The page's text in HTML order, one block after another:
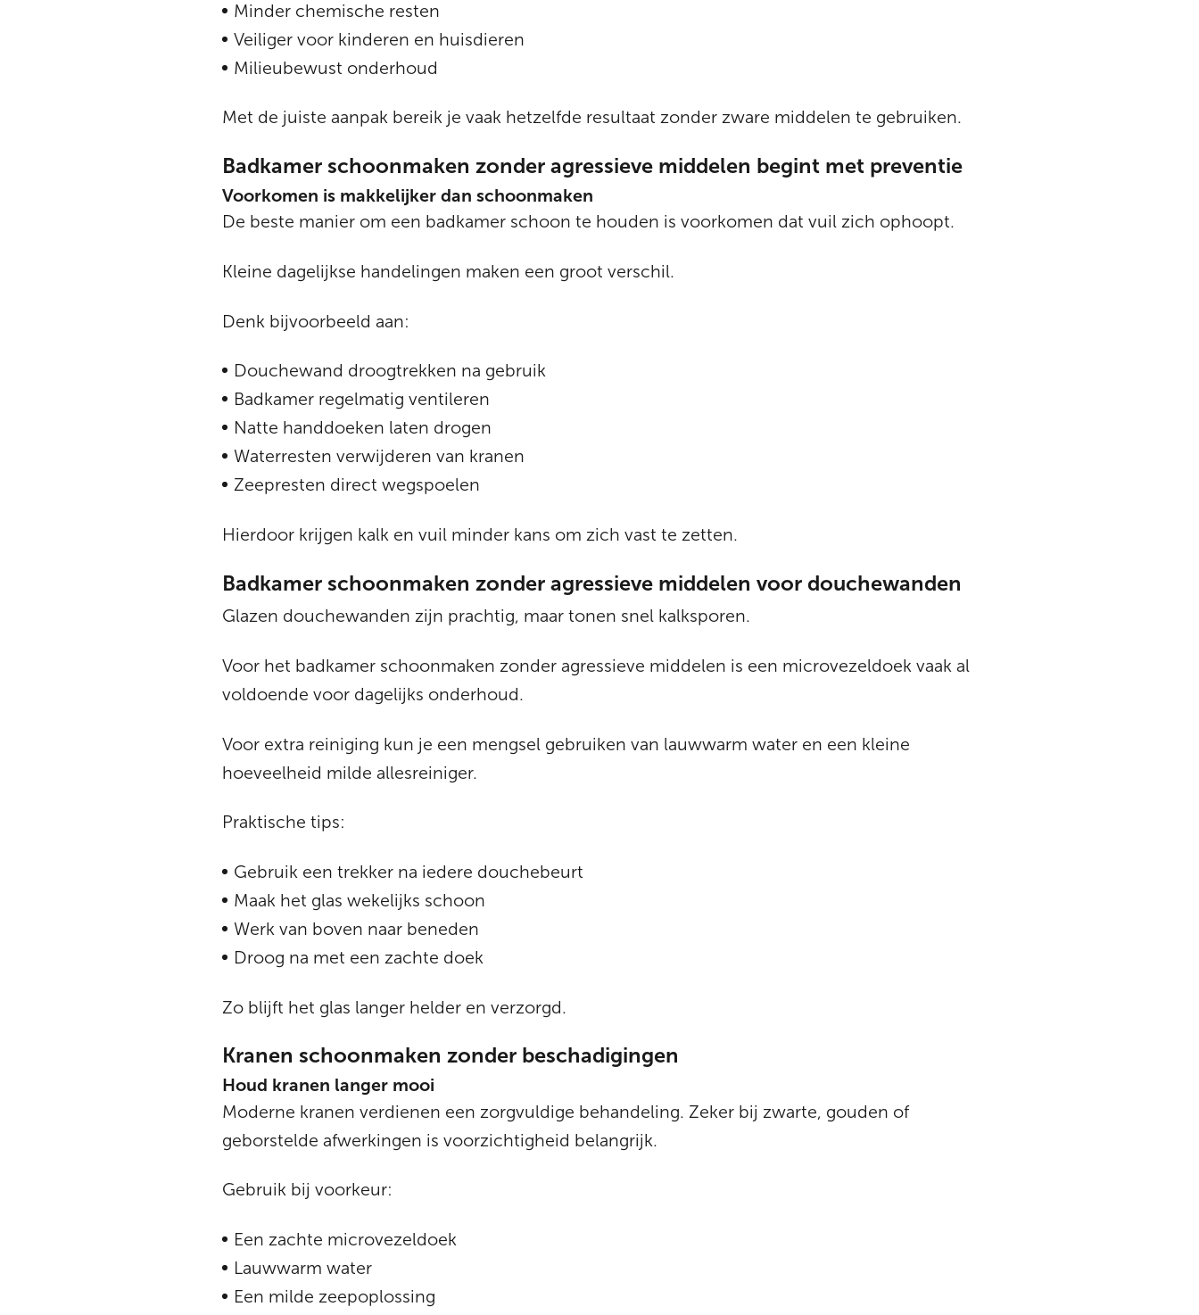
Minder chemische resten
Veiliger voor kinderen en huisdieren
Milieubewust onderhoud
Met de juiste aanpak bereik je vaak hetzelfde resultaat zonder zware middelen te gebruiken.
Badkamer schoonmaken zonder agressieve middelen begint met preventie
Voorkomen is makkelijker dan schoonmaken
De beste manier om een badkamer schoon te houden is voorkomen dat vuil zich ophoopt.
Kleine dagelijkse handelingen maken een groot verschil.
Denk bijvoorbeeld aan:
Douchewand droogtrekken na gebruik
Badkamer regelmatig ventileren
Natte handdoeken laten drogen
Waterresten verwijderen van kranen
Zeepresten direct wegspoelen
Hierdoor krijgen kalk en vuil minder kans om zich vast te zetten.
Badkamer schoonmaken zonder agressieve middelen voor douchewanden
Glazen douchewanden zijn prachtig, maar tonen snel kalksporen.
Voor het badkamer schoonmaken zonder agressieve middelen is een microvezeldoek vaak al
voldoende voor dagelijks onderhoud.
Voor extra reiniging kun je een mengsel gebruiken van lauwwarm water en een kleine
hoeveelheid milde allesreiniger.
Praktische tips:
Gebruik een trekker na iedere douchebeurt
Maak het glas wekelijks schoon
Werk van boven naar beneden
Droog na met een zachte doek
Zo blijft het glas langer helder en verzorgd.
Kranen schoonmaken zonder beschadigingen
Houd kranen langer mooi
Moderne kranen verdienen een zorgvuldige behandeling. Zeker bij zwarte, gouden of
geborstelde afwerkingen is voorzichtigheid belangrijk.
Gebruik bij voorkeur:
Een zachte microvezeldoek
Lauwwarm water
Een milde zeepoplossing